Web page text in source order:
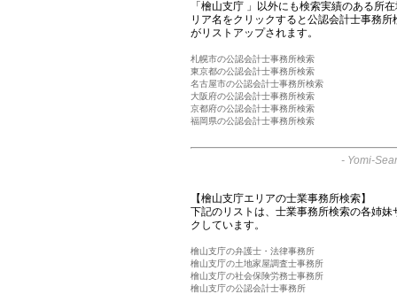
「檜山支庁 」以外にも検索実績のある所
リア名をクリックすると公認会計士事務
がリストアップされます。
札幌市の公認会計士事務所検索
東京都の公認会計士事務所検索
名古屋市の公認会計士事務所検索
大阪府の公認会計士事務所検索
京都府の公認会計士事務所検索
福岡県の公認会計士事務所検索
- Yomi-
【檜山支庁エリアの士業事務所検索】
下記のリストは、士業事務所検索の各姉
クしています。
檜山支庁の弁護士・法律事務所
檜山支庁の土地家屋調査士事務所
檜山支庁の社会保険労務士事務所
檜山支庁の公認会計士事務所